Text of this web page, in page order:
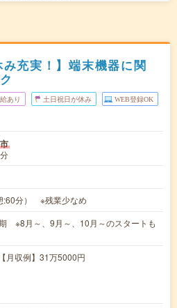
充実！】端末機器に関
あり 土日祝日が休み WEB登録OK
:60分） ※残業少なめ
期 ※8月～、9月～、10月～のスタートも
収例】31万5000円